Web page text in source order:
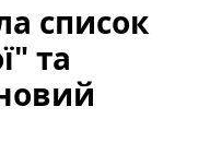
список
та